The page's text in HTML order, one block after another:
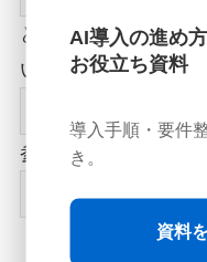
どういうWebアプリ
いか
参考となる他社サー
AI導入の進め
お役立ち資料
導入手順・要件
き。
資料